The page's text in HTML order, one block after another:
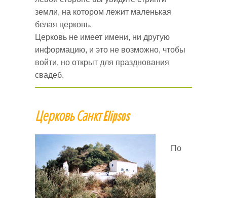
земли, на котором лежит маленькая
белая церковь.
Церковь не имеет имени, ни другую
информацию, и это не возможно, чтобы
войти, но открыт для празднования
свадеб.
Церковь СанктElipsos
По